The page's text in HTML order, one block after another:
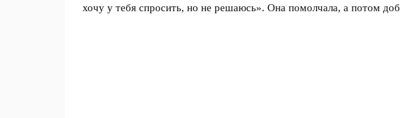
хочу у тебя спросить, но не решаюсь». Она помолчала, а потом